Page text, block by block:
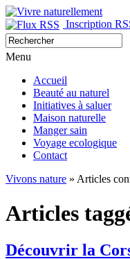
Inscription
Menu
Accueil
Beauté au naturel
Initiatives à saluer
Maison naturelle
Manger sain
Voyage ecologique
Contact
Vivons nature » Articles
Articles
Découvrir la